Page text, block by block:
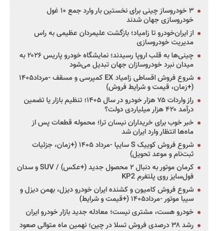
۳ خودروساز چینی برای نخستین بار وارد جمع ۱۰ غول
خودروسازی جهان شدند
از ایران‌خودرو تا زامیاد؛ بازگشت علیمردان عظیمی به راس
مدیریت خودروسازی
چینی‌ها به قلب اروپا رسیدند؛ نمایشگاه خودرو پاریس ۲۰۲۶ به
میدان نبرد خودروسازان جهان تبدیل می‌شود
شروع فروش اقساطی زامیاد EX کمپرسی و مسقف -مرداد۱۴۰۵
(+زمان، قیمت و شرایط فروش)
راز واردات ۷۵ هزار خودرو در سال ۱۴۰۵؛ تنظیم بازار یا تضمین
درآمد ۴۲۰ هزار میلیاردی دولت؟
خبر خوب برای خریداران نیسان ترا؛ محموله قطعات پس از
ماه‌ها انتظار وارد ایران شد
شروع فروش کوییک S سایپا -مرداد ۱۴۰۵ (+زمان، جزئیات
ثبت‌نام و موعد تحویل)
کرمان موتور به دنبال ۲ محصول جدید (+عکس) / SUV و سدان
فول‌سایز روی پلتفرم KP2
شروع فروش کامیون و کشنده ایران خودرو دیزل، بهمن دیزل و
سیبا موتور -مرداد۱۴۰۵ (+قیمت و شرایط)
خودرو هست، مشتری نیست؛ معادله جدید بازار خودرو ایران
رشد ۳۸ درصدی فروش تسلا در چین؛ نهمین ماه متوالی صعود